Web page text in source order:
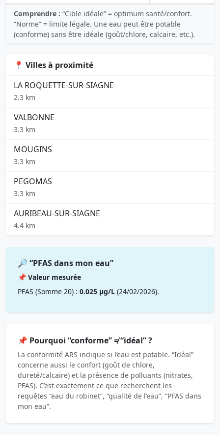
Comprendre : “Cible idéale” = optimum santé/confort.
“Norme” = limite légale. Une eau peut être potable
(conforme) sans être idéale (goût/chlore, calcaire, etc.).
📍 Villes à proximité
LA ROQUETTE-SUR-SIAGNE
2.3 km
VALBONNE
3.3 km
MOUGINS
3.3 km
PEGOMAS
3.3 km
AURIBEAU-SUR-SIAGNE
4.4 km
🔎 “PFAS dans mon eau”
📌 Valeur mesurée
PFAS (Somme 20) : 0.025 µg/L (24/02/2026).
📌 Pourquoi “conforme” ≠ “idéal” ?
La conformité ARS indique si l’eau est potable. “Idéal”
concerne aussi le confort (goût de chlore,
dureté/calcaire) et la présence de polluants (nitrates,
PFAS). C’est exactement ce que recherchent les
requêtes “eau du robinet”, “qualité de l’eau”, “PFAS dans
mon eau”.